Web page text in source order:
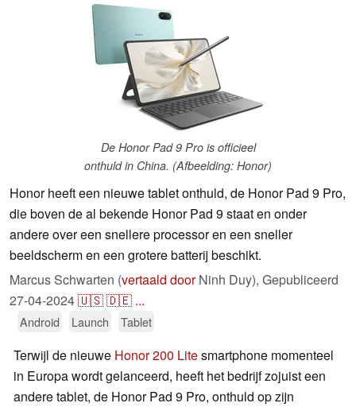
De Honor Pad 9 Pro is officieel
onthuld in China. (Afbeelding: Honor)
Honor heeft een nieuwe tablet onthuld, de Honor Pad 9 Pro,
die boven de al bekende Honor Pad 9 staat en onder
andere over een snellere processor en een sneller
beeldscherm en een grotere batterij beschikt.
Marcus Schwarten (vertaald doorNinh Duy), Gepubliceerd
27-04-2024🇺🇸🇩🇪 ...
Android Launch Tablet
Terwijl de nieuwe Honor 200 Litesmartphone momenteel
in Europa wordt gelanceerd, heeft het bedrijf zojuist een
andere tablet, de Honor Pad 9 Pro, onthuld op zijn